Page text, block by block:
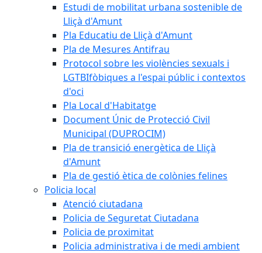
Estudi de mobilitat urbana sostenible de
Lliçà d'Amunt
Pla Educatiu de Lliçà d'Amunt
Pla de Mesures Antifrau
Protocol sobre les violències sexuals i
LGTBIfòbiques a l'espai públic i contextos
d'oci
Pla Local d'Habitatge
Document Únic de Protecció Civil
Municipal (DUPROCIM)
Pla de transició energètica de Lliçà
d'Amunt
Pla de gestió ètica de colònies felines
Policia local
Atenció ciutadana
Policia de Seguretat Ciutadana
Policia de proximitat
Policia administrativa i de medi ambient